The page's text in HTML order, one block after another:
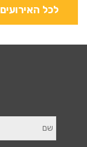
לכל האירועים